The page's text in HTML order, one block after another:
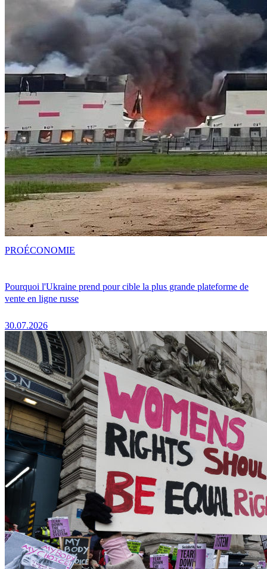
Pourquoi l'Ukraine prend pour cible la plus grande plateforme de
vente en ligne russe
30.07.2026
PROÉCONOMIE